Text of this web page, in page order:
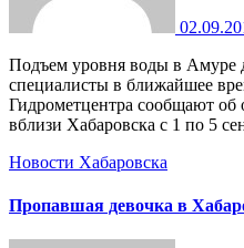
Подъем уровня воды в Амуре до отметки в 830 см пророчат
специалисты в ближайшее
Гидрометцентра сообщают
вблизи Хабаровска с 1 по 5
Новости Хабаровска
Пропавшая девочка в